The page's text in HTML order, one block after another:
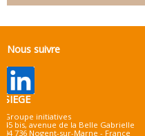
Nous suivre
SIEGE
Groupe initiatives
45 bis, avenue de la Belle Gabrielle
94 736 Nogent-sur-Marne - France